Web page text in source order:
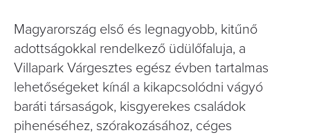
Magyarország első és legnagyobb, kitűnő
adottságokkal rendelkező üdülőfaluja, a
Villapark Várgesztes egész évben tartalmas
lehetőségeket kínál a kikapcsolódni vágyó
baráti társaságok, kisgyerekes családok
pihenéséhez, szórakozásához, céges